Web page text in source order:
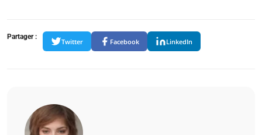
Partager :
Twitter Facebook LinkedIn